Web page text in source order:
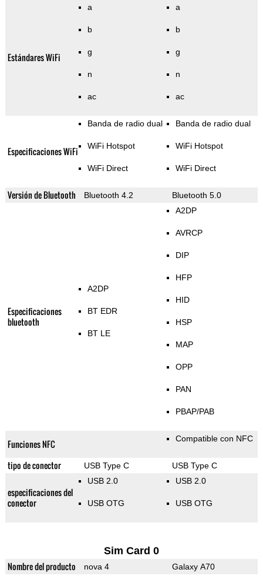
Estándares WiFi
a
b
g
n
ac
a
b
g
n
ac
Especificaciones WiFi
Banda de radio dual
WiFi Hotspot
WiFi Direct
Banda de radio dual
WiFi Hotspot
WiFi Direct
Versión de Bluetooth Bluetooth 4.2 Bluetooth 5.0
Especificaciones
bluetooth
A2DP
BT EDR
BT LE
A2DP
AVRCP
DIP
HFP
HID
HSP
MAP
OPP
PAN
PBAP/PAB
Funciones NFC Compatible con NFC
tipo de conector USB Type C USB Type C
especificaciones del
conector
USB 2.0
USB OTG
USB 2.0
USB OTG
Sim Card 0
Nombre del producto nova 4 Galaxy A70